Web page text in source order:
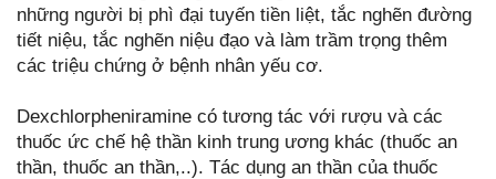
những người bị phì đại tuyến tiền liệt, tắc nghẽn đường
tiết niệu, tắc nghẽn niệu đạo và làm trầm trọng thêm
các triệu chứng ở bệnh nhân yếu cơ.
Dexchlorpheniramine có tương tác với rượu và các
thuốc ức chế hệ thần kinh trung ương khác (thuốc an
thần, thuốc an thần,..). Tác dụng an thần của thuốc